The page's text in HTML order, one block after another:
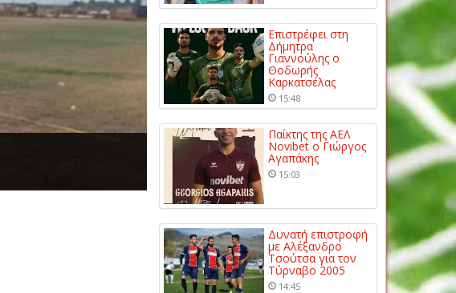
Επιστρέφει στη
Δήμητρα
Γιαννούλης ο
Θοδωρής
Καρκατσέλας
15:48
Παίκτης της ΑΕΛ
Novibet ο Γιώργος
Αγαπάκης
15:03
Δυνατή επιστροφή
με Αλέξανδρο
Τσούτσα για τον
Τύρναβο 2005
14:45